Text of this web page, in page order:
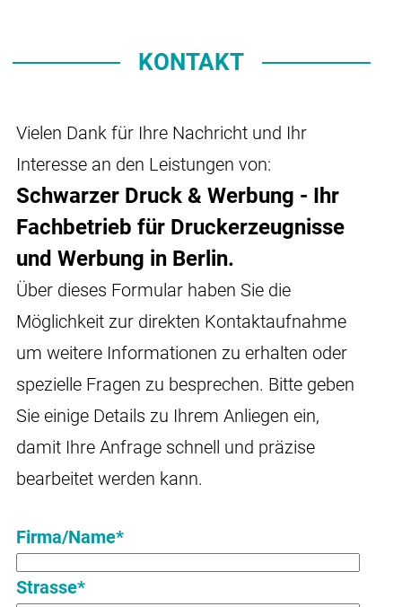
KONTAKT
Vielen Dank für Ihre Nachricht und Ihr
Interesse an den Leistungen von:
Schwarzer Druck & Werbung - Ihr
Fachbetrieb für Druckerzeugnisse
und Werbung in Berlin.
Über dieses Formular haben Sie die
Möglichkeit zur direkten Kontaktaufnahme
um weitere Informationen zu erhalten oder
spezielle Fragen zu besprechen. Bitte geben
Sie einige Details zu Ihrem Anliegen ein,
damit Ihre Anfrage schnell und präzise
bearbeitet werden kann.
Firma/Name*
Strasse*